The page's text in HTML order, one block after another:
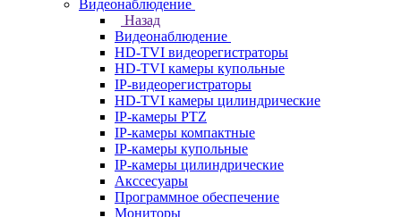
Видеонаблюдение
Назад
Видеонаблюдение
HD-TVI видеорегистраторы
HD-TVI камеры купольные
IP-видеорегистраторы
HD-TVI камеры цилиндрические
IP-камеры PTZ
IP-камеры компактные
IP-камеры купольные
IP-камеры цилиндрические
Акссесуары
Программное обеспечение
Мониторы